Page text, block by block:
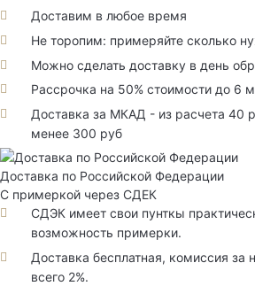
Доставим в любое время
Не торопим: примеряйте сколько
Можно сделать доставку в день
Рассрочка на 50% стоимости до 6
Доставка за МКАД - из расчета 40
менее 300 руб
Доставка по Российской Федерации
С примеркой через СДЕК
СДЭК имеет свои пунткы
возможность примерки.
Доставка бесплатная, комиссия за
всего 2%.